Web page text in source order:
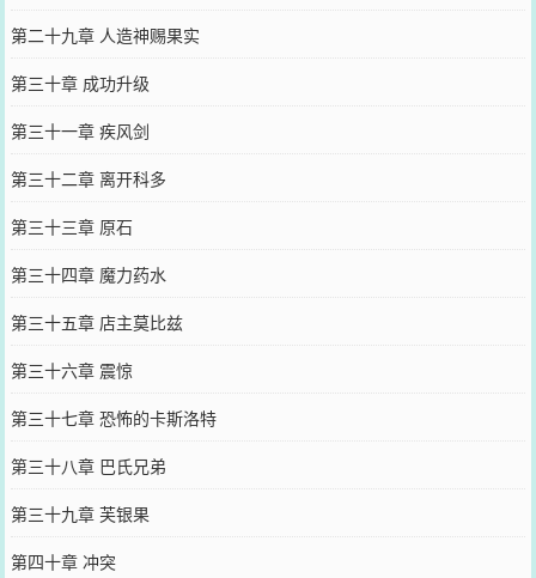
第二十九章 人造神赐果实
第三十章 成功升级
第三十一章 疾风剑
第三十二章 离开科多
第三十三章 原石
第三十四章 魔力药水
第三十五章 店主莫比兹
第三十六章 震惊
第三十七章 恐怖的卡斯洛特
第三十八章 巴氏兄弟
第三十九章 芙银果
第四十章 冲突